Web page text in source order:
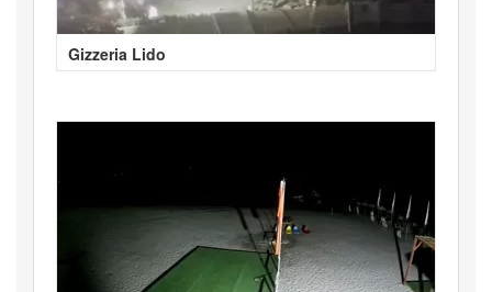
Gizzeria Lido